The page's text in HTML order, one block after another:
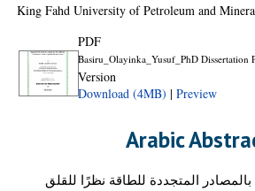
King Fahd University of Petroleum and
PDF
Basiru_Olayinka_Yusuf_PhD Dissertation
Version
Download (4MB) |Preview
Arabic
بالمصادر المتجددة للطاقة نظرًا للقلق